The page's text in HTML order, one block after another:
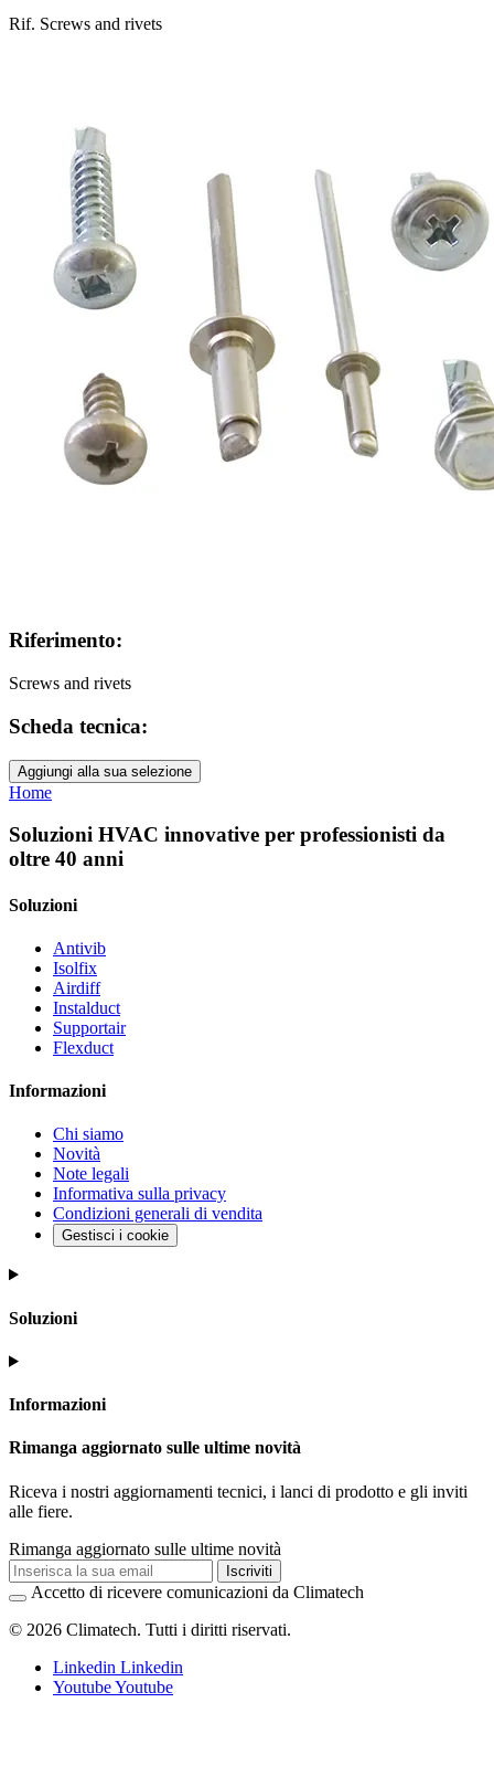
Rif. Screws and rivets
Riferimento:
Screws and rivets
Scheda tecnica:
Aggiungi alla sua selezione
Home
Soluzioni HVAC innovative per professionisti da
oltre 40 anni
Soluzioni
Antivib
Isolfix
Airdiff
Instalduct
Supportair
Flexduct
Informazioni
Chi siamo
Novità
Note legali
Informativa sulla privacy
Condizioni generali di vendita
Gestisci i cookie
Soluzioni
Informazioni
Rimanga aggiornato sulle ultime novità
Riceva i nostri aggiornamenti tecnici, i lanci di prodotto e gli inviti
alle fiere.
Rimanga aggiornato sulle ultime novità
Iscriviti
Accetto di ricevere comunicazioni da Climatech
© 2026 Climatech. Tutti i diritti riservati.
Linkedin Linkedin
YoutubeYoutube